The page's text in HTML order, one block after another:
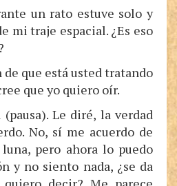
un rato estuve solo y
mi traje espacial. ¿Es eso
que está usted tratando
que yo quiero oír.
Le diré, la verdad
No, sí me acuerdo de
pero ahora lo puedo
y no siento nada, ¿se da